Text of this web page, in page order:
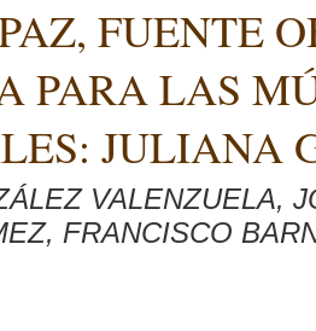
FUENTE
PARA LAS
JULIANA
VALENZUELA,
FRANCISCO